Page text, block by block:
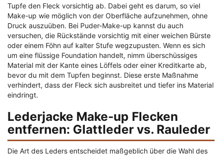
Tupfe den Fleck vorsichtig ab. Dabei geht es darum, so viel
Make-up wie möglich von der Oberfläche aufzunehmen, ohne
Druck auszuüben. Bei Puder-Make-up kannst du auch
versuchen, die Rückstände vorsichtig mit einer weichen Bürste
oder einem Föhn auf kalter Stufe wegzupusten. Wenn es sich
um eine flüssige Foundation handelt, nimm überschüssiges
Material mit der Kante eines Löffels oder einer Kreditkarte ab,
bevor du mit dem Tupfen beginnst. Diese erste Maßnahme
verhindert, dass der Fleck sich ausbreitet und tiefer ins Material
eindringt.
Lederjacke Make-up Flecken
entfernen: Glattleder vs. Rauleder
Die Art des Leders entscheidet maßgeblich über die Wahl des